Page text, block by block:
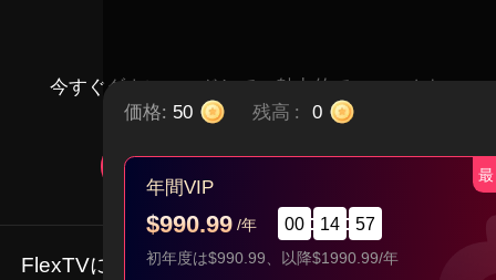
価格: 50 残高 : 0
年間VIP
$990.99 /年 00 14 56
初年度は$990.99、以降$1990.99/年
今すぐダウンロードして、魅力的でユニークな
ショートドラマを楽しもう
FlexTVについて